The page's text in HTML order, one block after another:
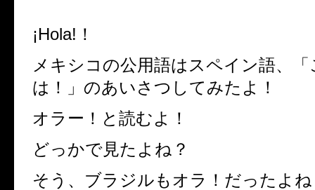
¡Hola!！
メキシコの公用語はスペイン語、
は！」のあいさつしてみたよ！
オラー！と読むよ！
どっかで見たよね？
そう、ブラジルもオラ！だったよ